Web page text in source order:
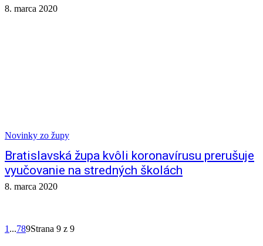
8. marca 2020
Novinky zo župy
Bratislavská župa kvôli koronavírusu prerušuje
vyučovanie na stredných školách
8. marca 2020
1 ...789Strana 9 z 9